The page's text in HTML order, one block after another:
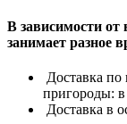
В зависимости от
занимает разное
Доставка по
пригороды: в
Доставка в